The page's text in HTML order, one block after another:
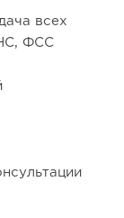
всех
ФСС